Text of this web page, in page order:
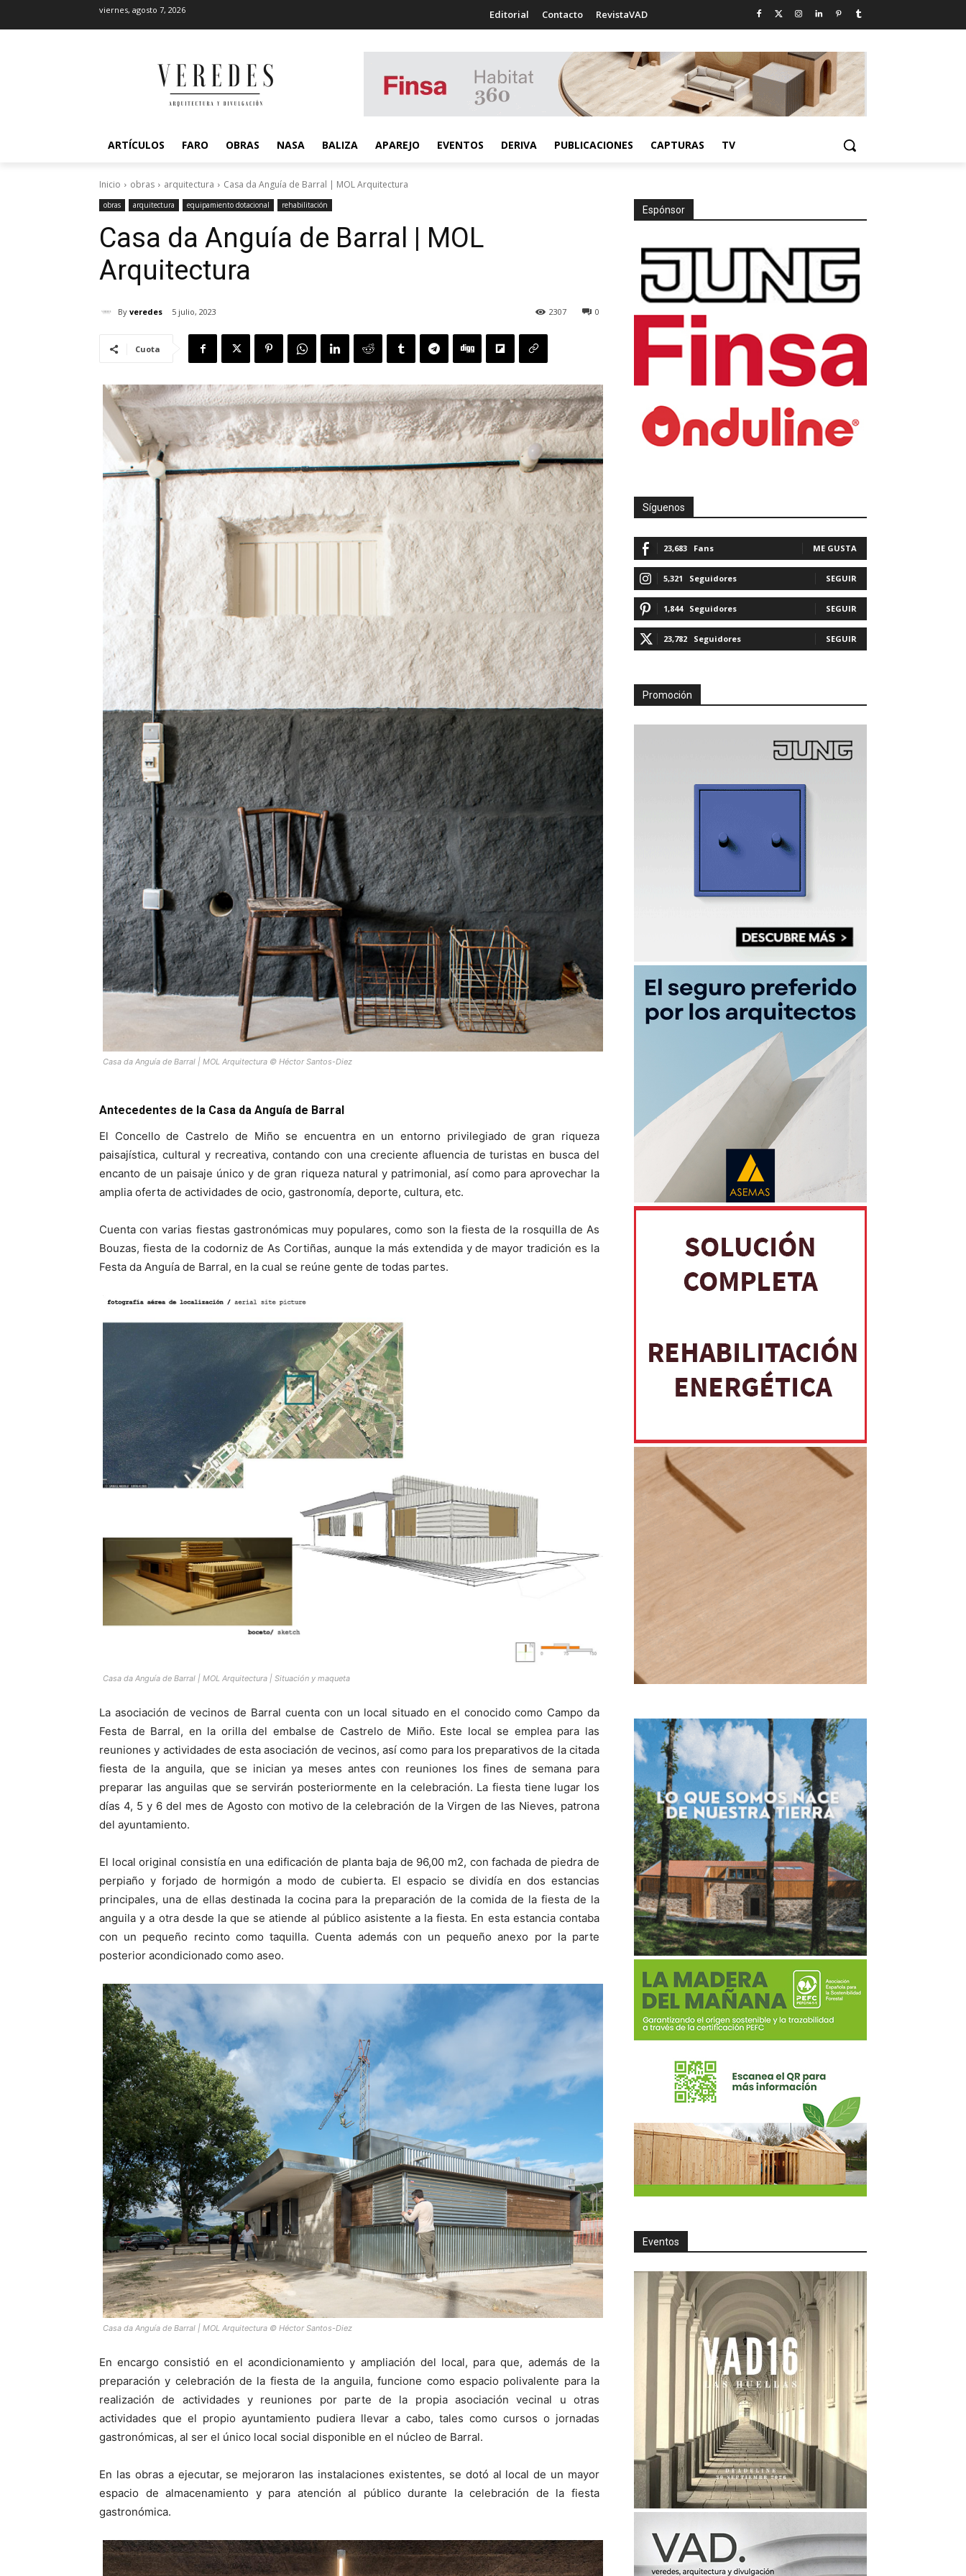
viernes, agosto 7, 2026 Editorial Contacto RevistaVAD
ARTÍCULOS FARO OBRAS NASA BALIZA APAREJO EVENTOS DERIVA PUBLICACIONES CAPTURAS TV
Inicio obras arquitectura Casa da Anguía de Barral | MOL Arquitectura
obras arquitectura equipamiento dotacional rehabilitación
Casa da Anguía de Barral | MOL
Arquitectura
By veredes 5 julio, 2023 0
2307
Cuota
Casa da Anguía de Barral | MOL Arquitectura © Héctor Santos-Diez
Antecedentes de la Casa da Anguía de Barral
El Concello de Castrelo de Miño se encuentra en un entorno privilegiado de gran riqueza
paisajística, cultural y recreativa, contando con una creciente afluencia de turistas en busca del
encanto de un paisaje único y de gran riqueza natural y patrimonial, así como para aprovechar la
amplia oferta de actividades de ocio, gastronomía, deporte, cultura, etc.
Cuenta con varias fiestas gastronómicas muy populares, como son la fiesta de la rosquilla de As
Bouzas, fiesta de la codorniz de As Cortiñas, aunque la más extendida y de mayor tradición es la
Festa da Anguía de Barral, en la cual se reúne gente de todas partes.
Casa da Anguía de Barral | MOL Arquitectura | Situación y maqueta
La asociación de vecinos de Barral cuenta con un local situado en el conocido como Campo da
Festa de Barral, en la orilla del embalse de Castrelo de Miño. Este local se emplea para las
reuniones y actividades de esta asociación de vecinos, así como para los preparativos de la citada
fiesta de la anguila, que se inician ya meses antes con reuniones los fines de semana para
preparar las anguilas que se servirán posteriormente en la celebración. La fiesta tiene lugar los
días 4, 5 y 6 del mes de Agosto con motivo de la celebración de la Virgen de las Nieves, patrona
del ayuntamiento.
El local original consistía en una edificación de planta baja de 96,00 m2, con fachada de piedra de
perpiaño y forjado de hormigón a modo de cubierta. El espacio se dividía en dos estancias
principales, una de ellas destinada la cocina para la preparación de la comida de la fiesta de la
anguila y a otra desde la que se atiende al público asistente a la fiesta. En esta estancia contaba
con un pequeño recinto como taquilla. Cuenta además con un pequeño anexo por la parte
posterior acondicionado como aseo.
Casa da Anguía de Barral | MOL Arquitectura © Héctor Santos-Diez
En encargo consistió en el acondicionamiento y ampliación del local, para que, además de la
preparación y celebración de la fiesta de la anguila, funcione como espacio polivalente para la
realización de actividades y reuniones por parte de la propia asociación vecinal u otras
actividades que el propio ayuntamiento pudiera llevar a cabo, tales como cursos o jornadas
gastronómicas, al ser el único local social disponible en el núcleo de Barral.
En las obras a ejecutar, se mejoraron las instalaciones existentes, se dotó al local de un mayor
espacio de almacenamiento y para atención al público durante la celebración de la fiesta
gastronómica.
Espónsor
Síguenos
23,683 Fans ME GUSTA
5,321 Seguidores SEGUIR
1,844 Seguidores SEGUIR
23,782 Seguidores SEGUIR
Promoción
Eventos